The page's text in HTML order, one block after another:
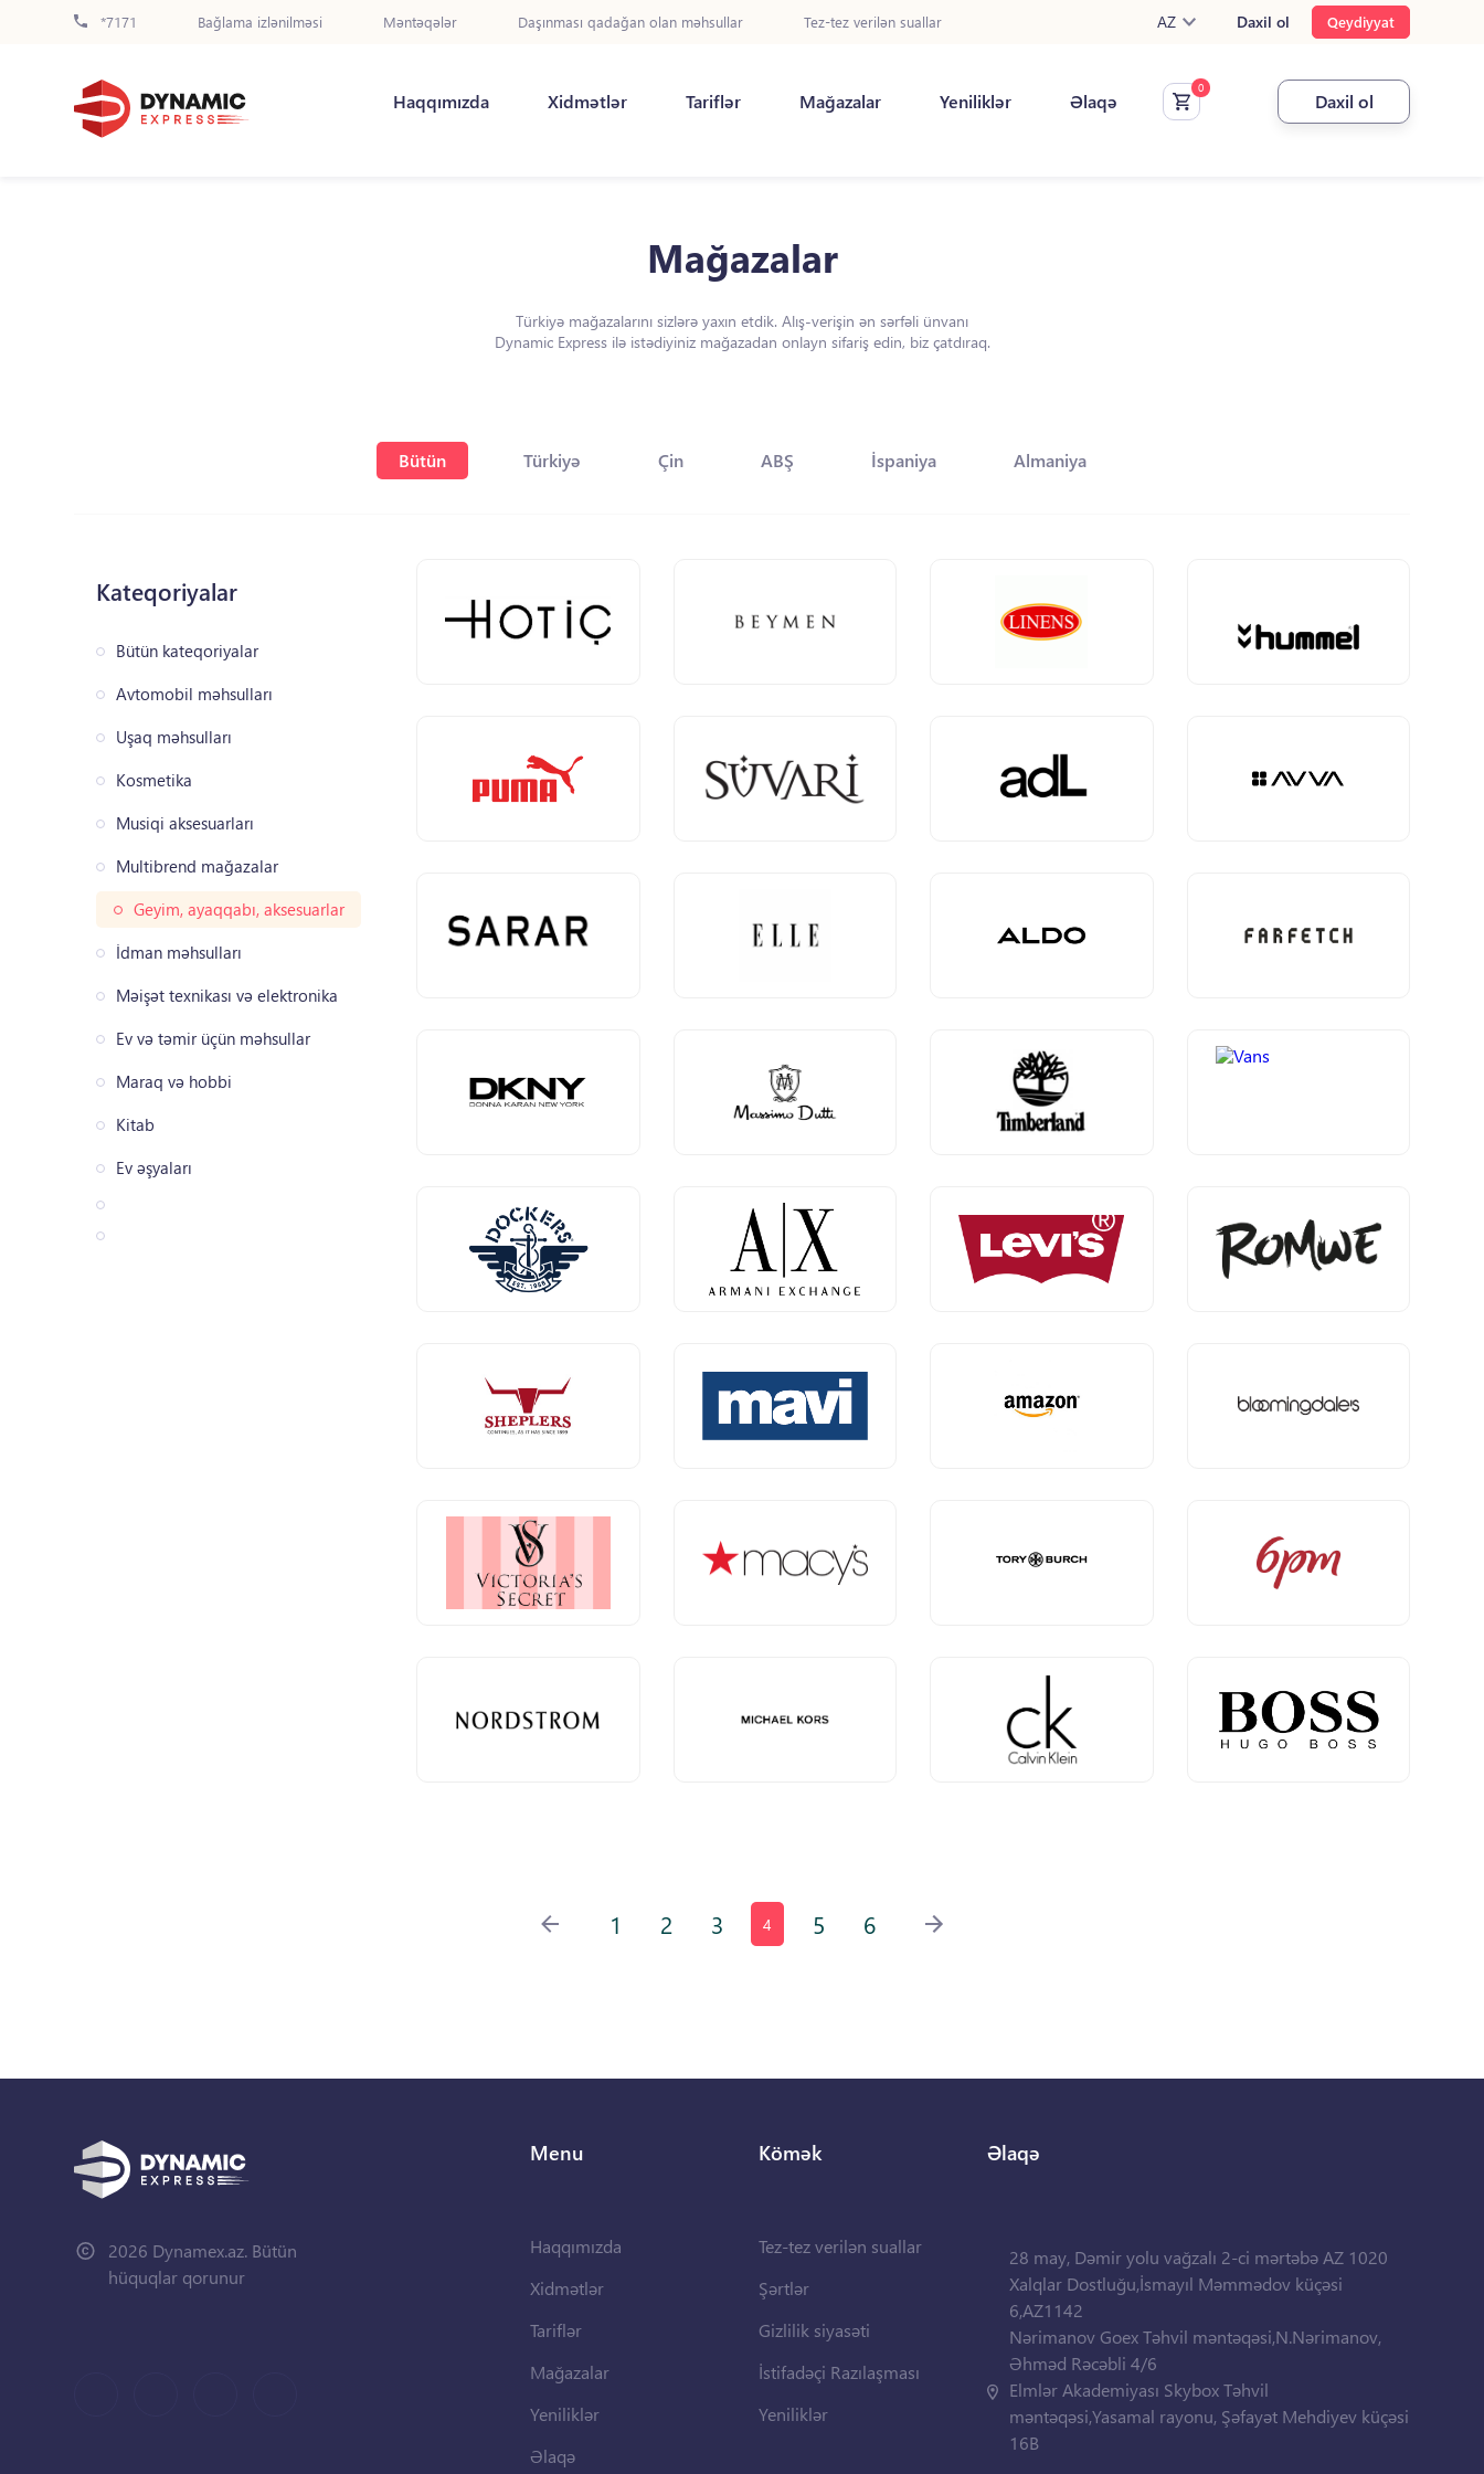
*7171 Bağlama izlənilməsi Məntəqələr Daşınması qadağan olan məhsullar Tez-tez verilən suallar AZ Daxil ol Qeydiyyat
Haqqımızda Xidmətlər Tariflər Mağazalar Yeniliklər Əlaqə Daxil ol
Mağazalar
Türkiyə mağazalarını sizlərə yaxın etdik. Alış-verişin ən sərfəli ünvanı
Dynamic Express ilə istədiyiniz mağazadan onlayn sifariş edin, biz çatdıraq.
Bütün Türkiyə Çin ABŞ İspaniya Almaniya
Kateqoriyalar
Bütün kateqoriyalar
Avtomobil məhsulları
Uşaq məhsulları
Kosmetika
Musiqi aksesuarları
Multibrend mağazalar
Geyim, ayaqqabı, aksesuarlar
İdman məhsulları
Məişət texnikası və elektronika
Ev və təmir üçün məhsullar
Maraq və hobbi
Kitab
Ev əşyaları
1 2 3 4 5 6
2026 Dynamex.az. Bütün
hüquqlar qorunur
Menu
Haqqımızda
Xidmətlər
Tariflər
Mağazalar
Yeniliklər
Əlaqə
Kömək
Tez-tez verilən suallar
Şərtlər
Gizlilik siyasəti
İstifadəçi Razılaşması
Yeniliklər
Əlaqə
28 may, Dəmir yolu vağzalı 2-ci mərtəbə AZ 1020
Xalqlar Dostluğu,İsmayıl Məmmədov küçəsi
6,AZ1142
Nərimanov Goex Təhvil məntəqəsi,N.Nərimanov,
Əhməd Rəcəbli 4/6
Elmlər Akademiyası Skybox Təhvil
məntəqəsi,Yasamal rayonu, Şəfayət Mehdiyev küçəsi
16B